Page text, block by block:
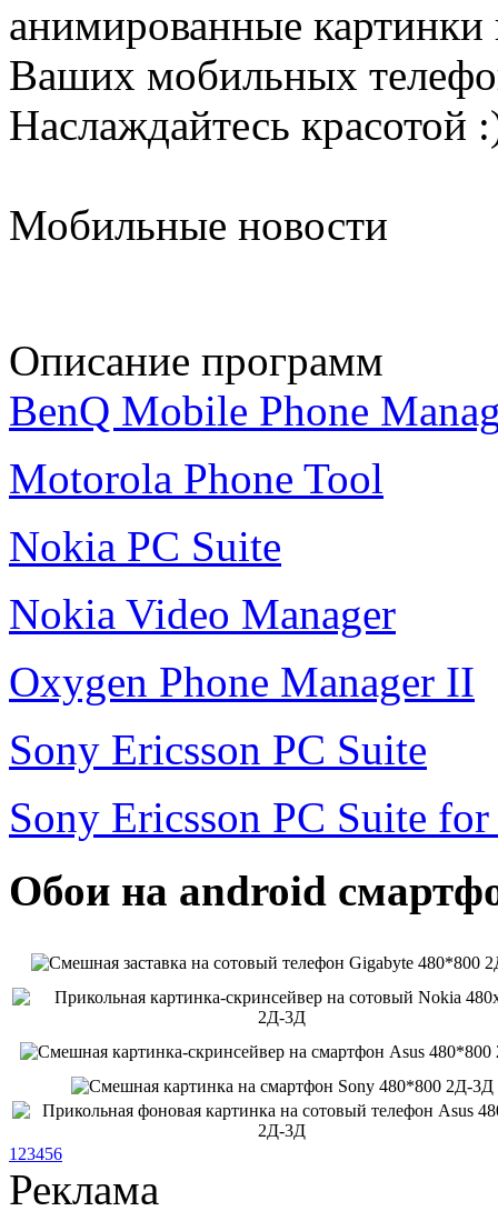
анимированные картинки
Ваших мобильных
Наслаждайтесь красотой
Мобильные новости
Описание программ
BenQ Mobile Phone
Motorola Phone Tool
Nokia PC Suite
Nokia Video Manager
Oxygen Phone Manager II
Sony Ericsson PC Suite
Sony Ericsson PC Suite
Обои на android
1 23456
Реклама